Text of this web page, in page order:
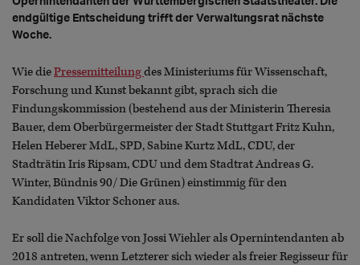
endgültige Entscheidung trifft der Verwaltungsrat nächste
Woche.
Wie diePressemitteilungdes Ministeriums für Wissenschaft,
Forschung und Kunst bekannt gibt, sprach sich die
Findungskommission (bestehend aus der Ministerin Theresia
Bauer, dem Oberbürgermeister der Stadt Stuttgart Fritz Kuhn,
Helen Heberer MdL, SPD, Sabine Kurtz MdL, CDU, der
Stadträtin Iris Ripsam, CDU und dem Stadtrat Andreas G.
Winter, Bündnis 90/ Die Grünen) einstimmig für den
Kandidaten Viktor Schoner aus.
Er soll die Nachfolge von Jossi Wiehler als Opernintendanten ab
2018 antreten, wenn Letzterer sich wieder als freier Regisseur für